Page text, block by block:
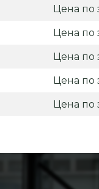
Цена по
Цена по
Цена по
Цена по
Цена по